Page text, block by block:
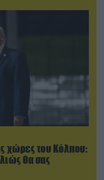
χώρες του Κόλπου:
θα σας